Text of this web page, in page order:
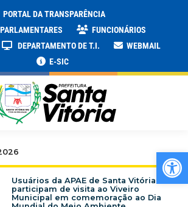
PORTAL DA TRANSPARÊNCIA
FUNCIONÁRIOS
DEPARTAMENTO DE T.I.
WEBMAIL
E-SIC
Usuários da APAE de Santa Vitória
participam de visita ao Viveiro
Municipal em comemoração ao Dia